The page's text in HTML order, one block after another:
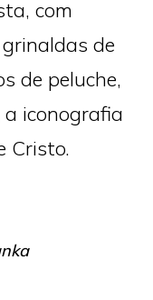
com
de
de peluche,
a iconografia
Cristo.